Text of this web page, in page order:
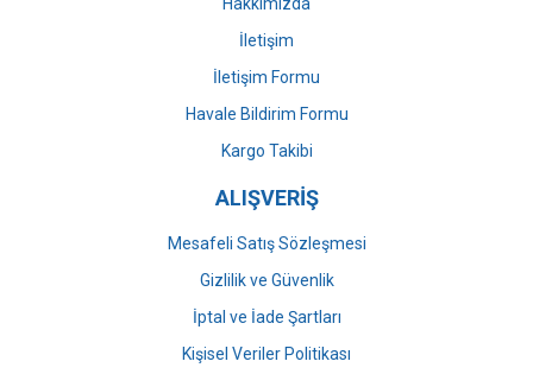
Gönder
İletişim
İletişim Formu
Havale Bildirim Formu
Kargo Takibi
ALIŞVERİŞ
Mesafeli Satış Sözleşmesi
Gizlilik ve Güvenlik
İptal ve İade Şartları
Kişisel Veriler Politikası